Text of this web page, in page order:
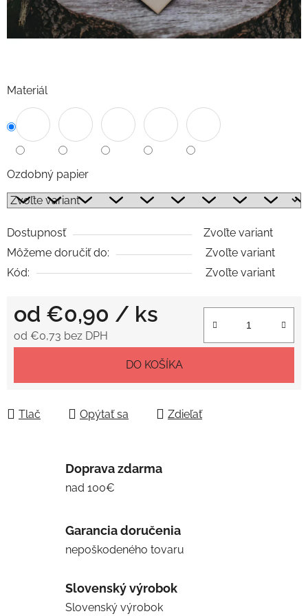
Materiál
Ozdobný papier
Dostupnosť
Zvoľte variant
Môžeme doručiť do:
Zvoľte variant
Kód:
Zvoľte variant
od €0,90 / ks
od €0,73 bez DPH
DO KOŠÍKA
Tlač Opýtať sa Zdieľať
Doprava zdarma
nad 100€
Garancia doručenia
nepoškodeného tovaru
Slovenský výrobok
Slovenský výrobok